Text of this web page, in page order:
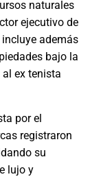
naturales
ejecutivo de
incluye además
bajo la
ex tenista
por el
registraron
su
lujo y